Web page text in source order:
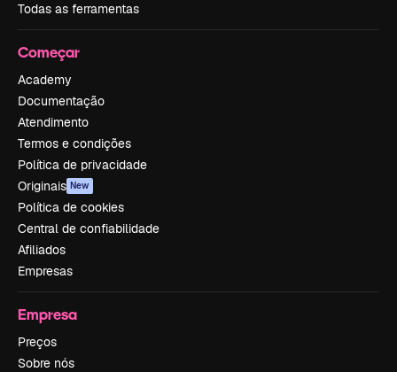
Todas as ferramentas
Começar
Academy
Documentação
Atendimento
Termos e condições
Política de privacidade
Originais New
Política de cookies
Central de confiabilidade
Afiliados
Empresas
Empresa
Preços
Sobre nós